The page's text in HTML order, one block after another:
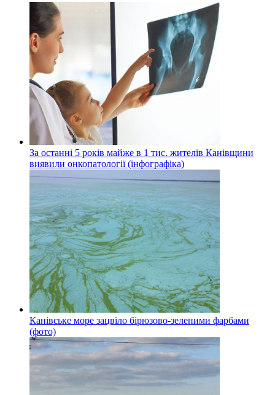
За останні 5 років майже в 1 тис. жителів Канівщини
виявили онкопатології (інфографіка)
Канівське море зацвіло бірюзово-зеленими фарбами
(фото)